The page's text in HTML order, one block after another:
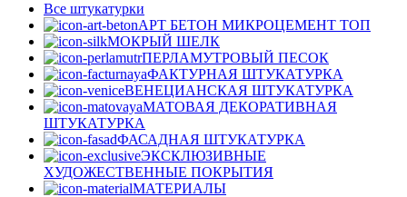
Все штукатурки
АРТ БЕТОН МИКРОЦЕМЕНТ ТОП
МОКРЫЙ ШЕЛК
ПЕРЛАМУТРОВЫЙ ПЕСОК
ФАКТУРНАЯ ШТУКАТУРКА
ВЕНЕЦИАНСКАЯ ШТУКАТУРКА
МАТОВАЯ ДЕКОРАТИВНАЯ
ШТУКАТУРКА
ФАСАДНАЯ ШТУКАТУРКА
ЭКСКЛЮЗИВНЫЕ
ХУДОЖЕСТВЕННЫЕ ПОКРЫТИЯ
МАТЕРИАЛЫ